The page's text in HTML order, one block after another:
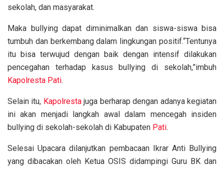
sekolah, dan masyarakat.
Maka bullying dapat diminimalkan dan siswa-siswa bisa
tumbuh dan berkembang dalam lingkungan positif.“Tentunya
itu bisa terwujud dengan baik dengan intensif dilakukan
pencegahan terhadap kasus bullying di sekolah,”imbuh
Kapolresta Pati.
Selain itu, Kapolrestajuga berharap dengan adanya kegiatan
ini akan menjadi langkah awal dalam mencegah insiden
bullying di sekolah-sekolah di Kabupaten Pati.
Selesai Upacara dilanjutkan pembacaan Ikrar Anti Bullying
yang dibacakan oleh Ketua OSIS didampingi Guru BK dan